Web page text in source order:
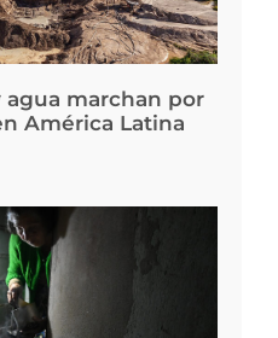
agua marchan por
América Latina